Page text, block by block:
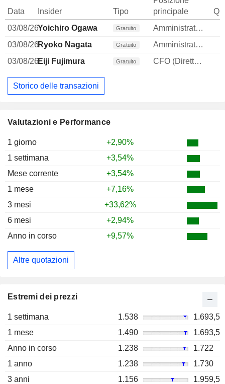
Valutazioni e Performance
1 giorno
+2,90%
1 settimana
+3,54%
Mese corrente
+3,54%
1 mese
+7,16%
3 mesi
+33,62%
6 mesi
+2,94%
Anno in corso
+9,57%
Altre quotazioni
Estremi dei prezzi
1 settimana 1.538
1.693,5
1 mese
1.490
1.693,5
Anno in corso
1.238
1.722
1 anno
1.238
1.730
3 anni
1.156
1.959,5
Data Insider Tipo
principale
03/08/26Yoichiro Ogawa Gratuito
Amministratore
03/08/26Ryoko Nagata Gratuito
Amministratore
03/08/26Eiji Fujimura Gratuito CFO (Direttore finanziario)
Storico delle transazioni